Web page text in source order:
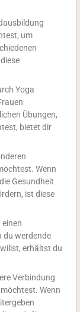
um
Yoga
Übungen,
bietet dir
Wenn
Gesundheit
ist diese
einen
du werdende
erhältst du
Verbindung
Wenn